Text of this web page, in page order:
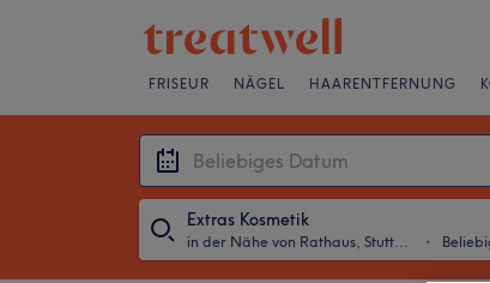
FRISEUR NÄGEL HAARENTFERNUNG
Extras Kosmetik
in der Nähe von Rathaus, Stuttgart ・